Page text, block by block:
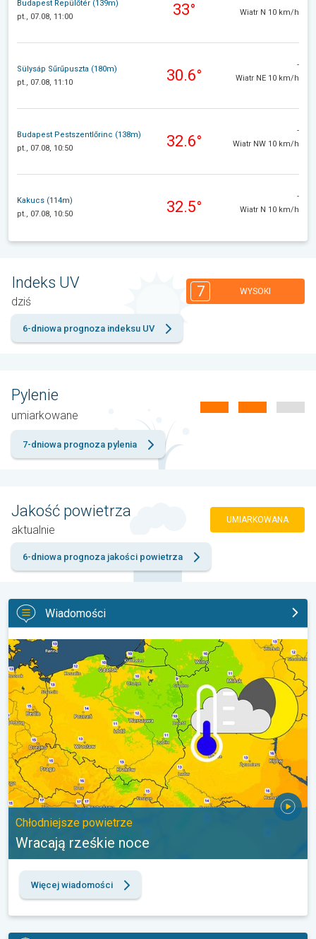
Budapest Repülőtér (139m)
pt., 07.08, 11:00
33°
Wiatr N 10 km/h
Sülysáp Sűrűpuszta (180m)
pt., 07.08, 11:10
30.6°
-
Wiatr NE 10 km/h
Budapest Pestszentlőrinc (138m)
pt., 07.08, 10:50
32.6°
-
Wiatr NW 10 km/h
Kakucs (114m)
pt., 07.08, 10:50
32.5°
-
Wiatr N 10 km/h
Indeks UV
dziś
7 WYSOKI
6-dniowa prognoza indeksu UV
Pylenie
umiarkowane
7-dniowa prognoza pylenia
Jakość powietrza
aktualnie
UMIARKOWANA
6-dniowa prognoza jakości powietrza
Wiadomości
Wracają rześkie noce. Chłodniejsze powietrze. . .
Chłodniejsze powietrze
Wracają rześkie noce
Więcej wiadomości